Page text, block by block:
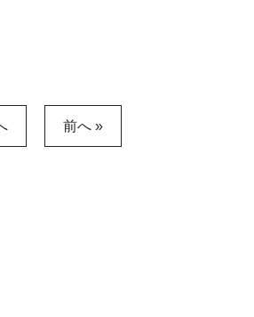
前へ »